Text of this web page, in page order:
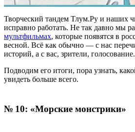
Творческий тандем Тлум.Ру и наших
исправно работать. Не так давно мы
мультфильмах, которые появятся в
весной. Всё как обычно — с нас
историй, а с вас, зрители, голосование.
Подводим его итоги, пора узнать,
увидеть больше всего.
№ 10: «Морские монстрики»